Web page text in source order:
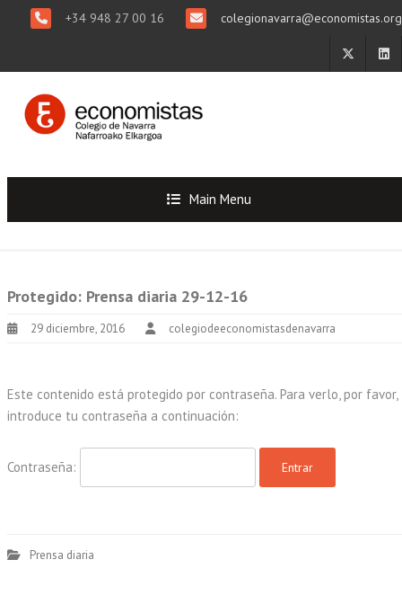
+34 948 27 00 16 colegionavarra@economistas.org
Main Menu
Protegido: Prensa diaria 29-12-16
29 diciembre, 2016 colegiodeeconomistasdenavarra
Este contenido está protegido por contraseña. Para verlo, por favor,
introduce tu contraseña a continuación:
Contraseña:
Prensa diaria